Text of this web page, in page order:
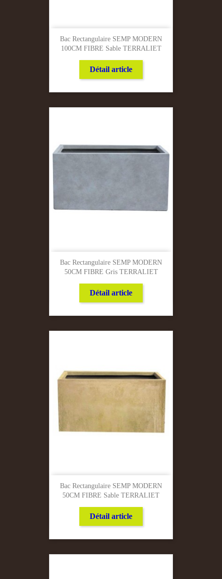
Bac Rectangulaire SEMP MODERN
100CM FIBRE Sable TERRALIET
Détail article
Bac Rectangulaire SEMP MODERN
50CM FIBRE Gris TERRALIET
Détail article
Bac Rectangulaire SEMP MODERN
50CM FIBRE Sable TERRALIET
Détail article